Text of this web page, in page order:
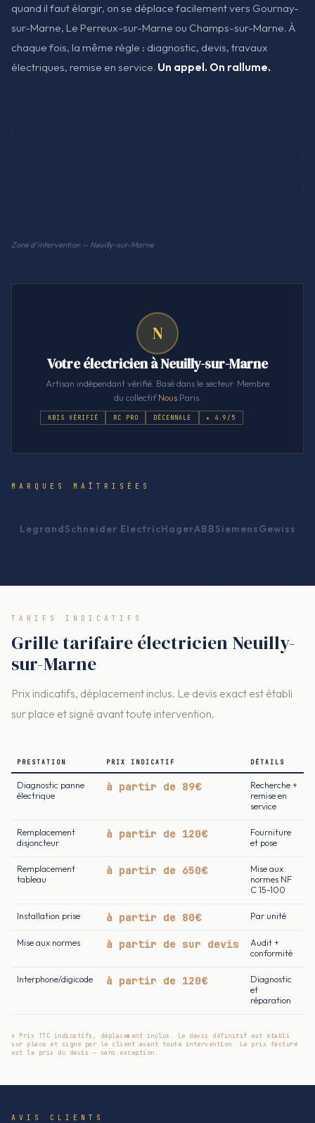
quand il faut élargir, on se déplace facilement vers Gournay-
sur-Marne, Le Perreux-sur-Marne ou Champs-sur-Marne. À
chaque fois, la même règle : diagnostic, devis, travaux
électriques, remise en service. Un appel. On rallume.
Zone d'intervention — Neuilly-sur-Marne
N
Votre électricien à Neuilly-sur-Marne
Artisan indépendant vérifié. Basé dans le secteur. Membre
du collectifNous .Paris.
KBIS VÉRIFIÉ RC PRO DÉCENNALE ★ 4.9/5
MARQUES MAÎTRISÉES
LegrandSchneider ElectricHagerABBSiemensGewiss
TARIFS INDICATIFS
Grille tarifaire électricien Neuilly-
sur-Marne
Prix indicatifs, déplacement inclus. Le devis exact est établi
sur place et signé avant toute intervention.
PRESTATION PRIX INDICATIF DÉTAILS
Diagnostic panne
électrique
à partir de 89€
Recherche +
remise en
service
Remplacement
disjoncteur
à partir de 120€
Fourniture
et pose
Remplacement
tableau
à partir de 650€
Mise aux
normes NF
C 15-100
Installation prise à partir de 80€ Par unité
Mise aux normes à partir de sur devis
Audit +
conformité
Interphone/digicode à partir de 120€
Diagnostic
et
réparation
* Prix TTC indicatifs, déplacement inclus. Le devis définitif est établi
sur place et signé par le client avant toute intervention. Le prix facturé
est le prix du devis — sans exception.
AVIS CLIENTS